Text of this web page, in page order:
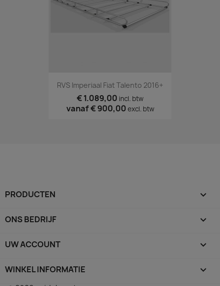
RVS Imperiaal Fiat Talento 2016+
€ 1.089,00 incl. btw
vanaf€ 900,00 excl. btw
PRODUCTEN 
ONS BEDRIJF 
UW ACCOUNT 
WINKEL INFORMATIE keyboard_arrow_down